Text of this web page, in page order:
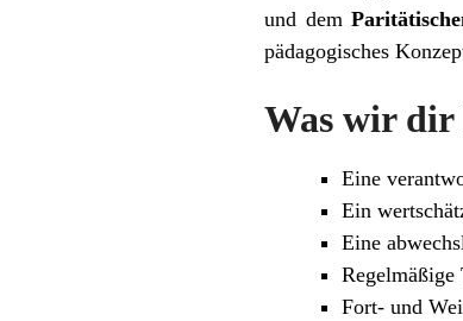
und dem
pädagogisches
Was wir dir
Eine
Ein
Eine
Regelmäßige
Fort- und